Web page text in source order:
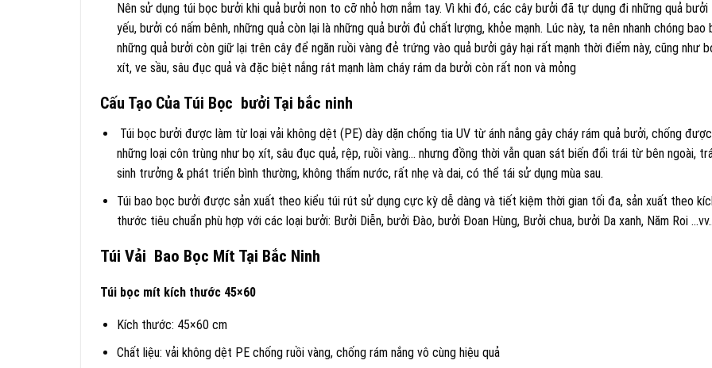
Nên sử dụng túi bọc bưởi khi quả bưởi non to cỡ nhỏ hơn nắm tay. Vì khi đó, các cây bưởi đã tự dụng đi những quả bưởi
yếu, bưởi có nấm bênh, những quả còn lại là những quả bưởi đủ chất lượng, khỏe mạnh. Lúc này, ta nên nhanh chóng bao
những quả bưởi còn giữ lại trên cây để ngăn ruồi vàng đẻ trứng vào quả bưởi gây hại rất mạnh thời điểm này, cũng như
xít, ve sầu, sâu đục quả và đặc biệt nắng rát mạnh làm cháy rám da bưởi còn rất non và mỏng
Cấu Tạo Của Túi Bọc bưởi Tại bắc ninh
Túi bọc bưởi được làm từ loại vải không dệt (PE) dày dặn chống tia UV từ ánh nắng gây cháy rám quả bưởi, chống được
những loại côn trùng như bọ xít, sâu đục quả, rệp, ruồi vàng… nhưng đồng thời vẫn quan sát biến đổi trái từ bên ngoài,
sinh trưởng & phát triển bình thường, không thấm nước, rất nhẹ và dai, có thể tái sử dụng mùa sau.
Túi bao bọc bưởi được sản xuất theo kiểu túi rút sử dụng cực kỳ dễ dàng và tiết kiệm thời gian tối đa, sản xuất theo
thước tiêu chuẩn phù hợp với các loại bưởi: Bưởi Diễn, bưởi Đào, bưởi Đoan Hùng, Bưởi chua, bưởi Da xanh, Năm Roi …vv..
Túi Vải Bao Bọc Mít Tại Bắc Ninh
Túi bọc mít kích thước 45×60
Kích thước: 45×60 cm
Chất liệu: vải không dệt PE chống ruồi vàng, chống rám nắng vô cùng hiệu quả